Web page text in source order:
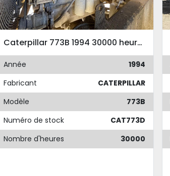
Caterpillar 773B 1994 30000 heures
Année
1994
Fabricant
CATERPILLAR
Modèle
773B
Numéro de stock
CAT773D
Nombre d'heures
30000